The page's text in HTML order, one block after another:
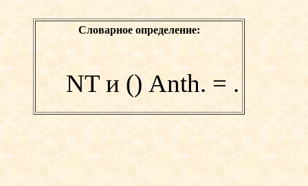
Словарное определение:
NT и () Anth. = .